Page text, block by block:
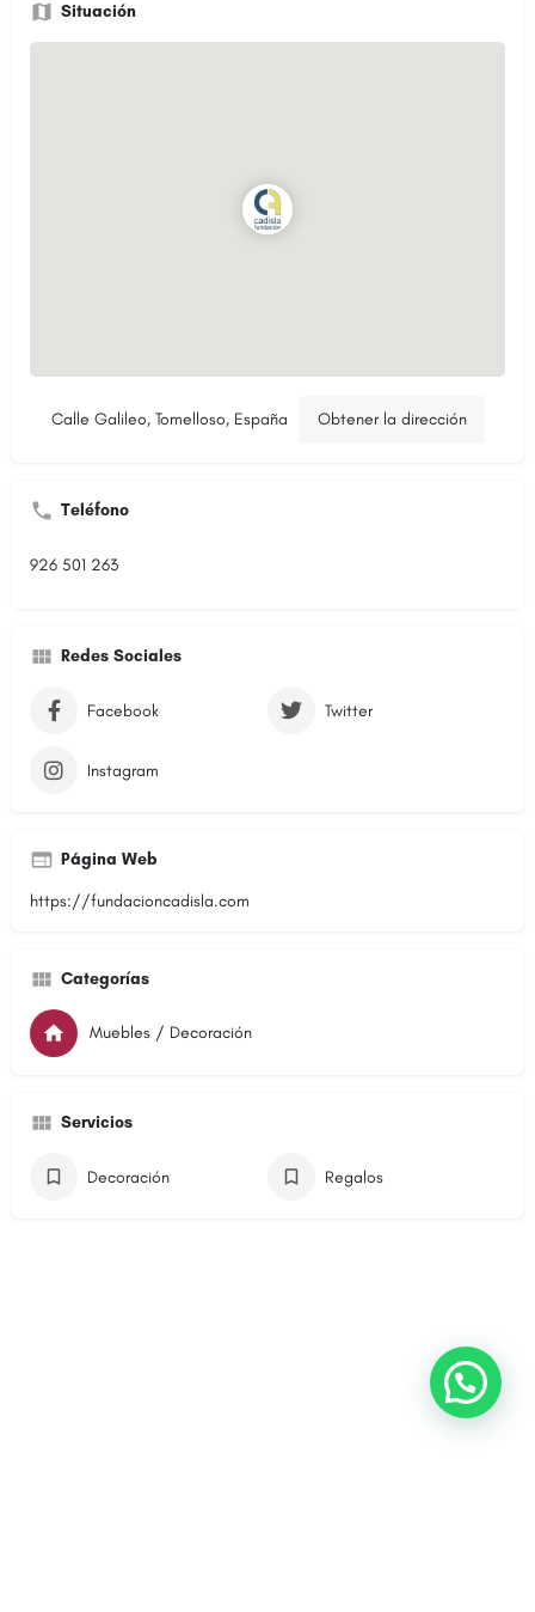
Situación
Calle Galileo, Tomelloso, España Obtener la dirección
Teléfono
926 501 263
Redes Sociales
Facebook Twitter
Instagram
Página Web
https://fundacioncadisla.com
Categorías
Muebles / Decoración
Servicios
Decoración Regalos